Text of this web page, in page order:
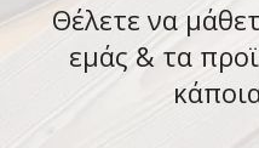
Θέλετε να
εμάς & τα